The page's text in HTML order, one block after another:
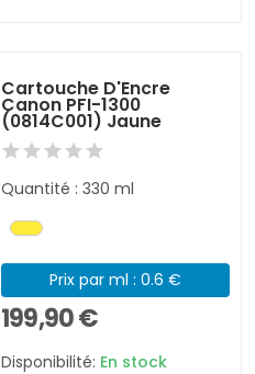
Cartouche D'Encre
Canon PFI-1300
(0814C001) Jaune
Quantité : 330 ml
Prix par ml : 0.6 €
199,90 €
Disponibilité: En stock